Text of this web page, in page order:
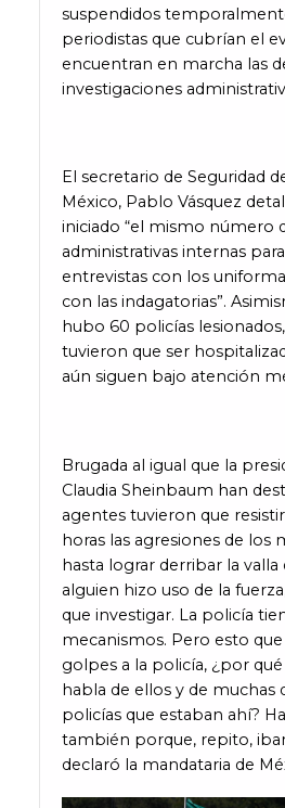
suspendidos
periodistas que cubrían el
encuentran en marcha las
investigaciones
El secretario de Seguridad
México, Pablo Vásquez
iniciado “el mismo número
administrativas internas
entrevistas con los
con las indagatorias”.
hubo 60 policías
tuvieron que ser
aún siguen bajo atención
Brugada al igual que la
Claudia Sheinbaum han
agentes tuvieron que
horas las agresiones de los
hasta lograr derribar la valla
alguien hizo uso de la
que investigar. La policía
mecanismos. Pero esto
golpes a la policía, ¿por
habla de ellos y de muchas
policías que estaban ahí?
también porque, repito,
declaró la mandataria de